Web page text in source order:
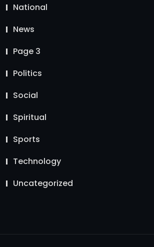
National
News
Page 3
Politics
Social
Spiritual
Sports
Technology
Uncategorized